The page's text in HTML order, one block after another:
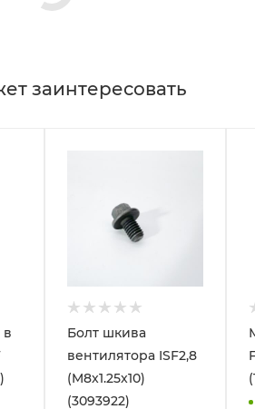
заинтересовать
в
Болт шкива
вентилятора ISF2,8
(M8x1.25x10)
(3093922)